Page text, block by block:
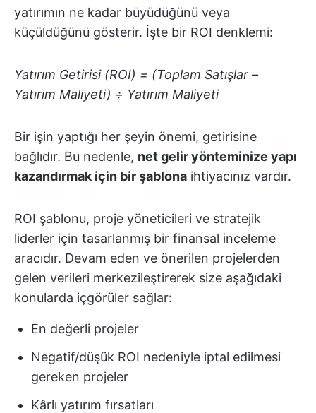
yatırımın ne kadar büyüdüğünü veya
küçüldüğünü gösterir. İşte bir ROI denklemi:
Yatırım Getirisi (ROI) = (Toplam Satışlar –
Yatırım Maliyeti) ÷ Yatırım Maliyeti
Bir işin yaptığı her şeyin önemi, getirisine
bağlıdır. Bu nedenle, net gelir yönteminize yapı
kazandırmak için bir şablona ihtiyacınız vardır.
ROI şablonu, proje yöneticileri ve stratejik
liderler için tasarlanmış bir finansal inceleme
aracıdır. Devam eden ve önerilen projelerden
gelen verileri merkezileştirerek size aşağıdaki
konularda içgörüler sağlar:
En değerli projeler
Negatif/düşük ROI nedeniyle iptal edilmesi
gereken projeler
Kârlı yatırım fırsatları